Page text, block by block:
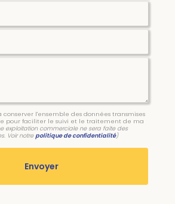
conserver l'ensemble des données transmises
pour faciliter le suivi et le traitement de ma
exploitation commerciale ne sera faite des
Voir notrepolitique de confidentialité)